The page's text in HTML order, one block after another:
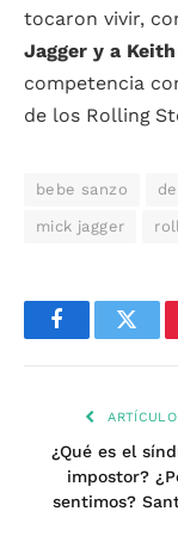
tocaron vivir,
Jagger y a
competencia
de los Rolling
bebe sanzo
mick jagger
Facebook
¿Qué es el
impostor?
sentimos?